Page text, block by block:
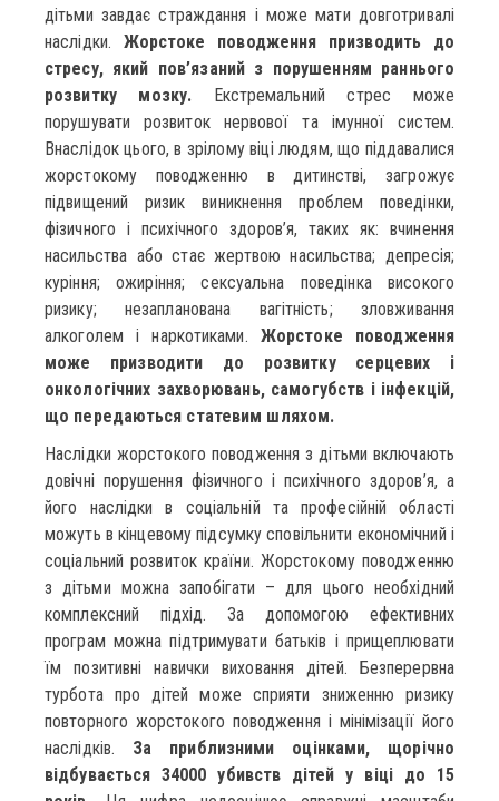
дітьми завдає страждання і може мати довготривалі
наслідки. Жорстоке поводження призводить до
стресу, який пов’язаний з порушенням раннього
розвитку мозку. Екстремальний стрес може
порушувати розвиток нервової та імунної систем.
Внаслідок цього, в зрілому віці людям, що піддавалися
жорстокому поводженню в дитинстві, загрожує
підвищений ризик виникнення проблем поведінки,
фізичного і психічного здоров’я, таких як: вчинення
насильства або стає жертвою насильства; депресія;
куріння; ожиріння; сексуальна поведінка високого
ризику; незапланована вагітність; зловживання
алкоголем і наркотиками. Жорстоке поводження
може призводити до розвитку серцевих і
онкологічних захворювань, самогубств і інфекцій,
що передаються статевим шляхом.
Наслідки жорстокого поводження з дітьми включають
довічні порушення фізичного і психічного здоров’я, а
його наслідки в соціальній та професійній області
можуть в кінцевому підсумку сповільнити економічний і
соціальний розвиток країни. Жорстокому поводженню
з дітьми можна запобігати – для цього необхідний
комплексний підхід. За допомогою ефективних
програм можна підтримувати батьків і прищеплювати
їм позитивні навички виховання дітей. Безперервна
турбота про дітей може сприяти зниженню ризику
повторного жорстокого поводження і мінімізації його
наслідків. За приблизними оцінками, щорічно
відбувається 34000 убивств дітей у віці до 15